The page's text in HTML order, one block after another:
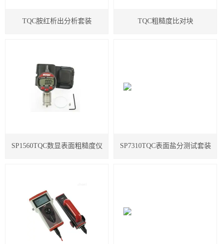
TQC胺红析出分析套装 TQC粗糙度比对块
SP1560TQC数显表面粗糙度仪 SP7310TQC表面盐分测试套装